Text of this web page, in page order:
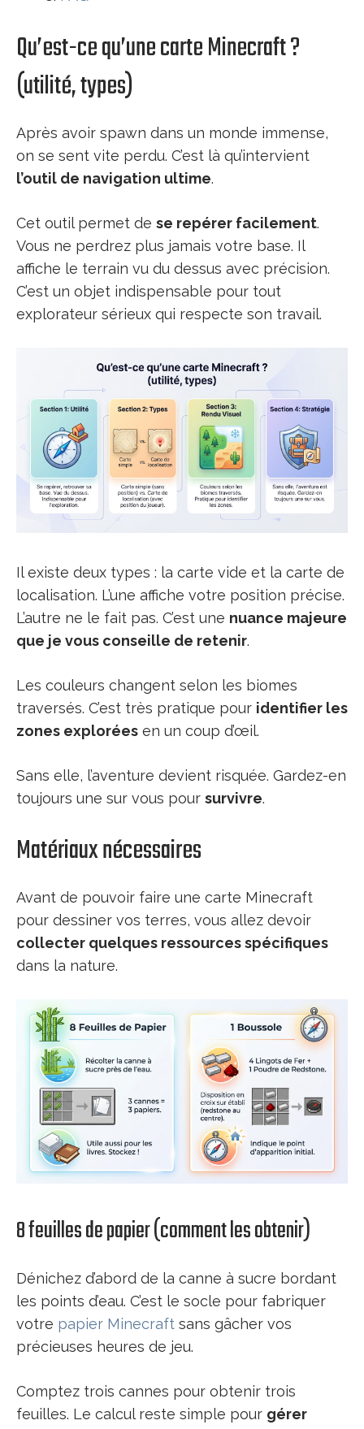
Qu’est-ce qu’une carte Minecraft ?
(utilité, types)
Après avoir spawn dans un monde immense,
on se sent vite perdu. C’est là qu’intervient
l’outil de navigation ultime.
Cet outil permet de se repérer facilement.
Vous ne perdrez plus jamais votre base. Il
affiche le terrain vu du dessus avec précision.
C’est un objet indispensable pour tout
explorateur sérieux qui respecte son travail.
Il existe deux types : la carte vide et la carte de
localisation. L’une affiche votre position précise.
L’autre ne le fait pas. C’est une nuance majeure
que je vous conseille de retenir.
Les couleurs changent selon les biomes
traversés. C’est très pratique pour identifier les
zones explorées en un coup d’œil.
Sans elle, l’aventure devient risquée. Gardez-en
toujours une sur vous pour survivre.
Matériaux nécessaires
Avant de pouvoir faire une carte Minecraft
pour dessiner vos terres, vous allez devoir
collecter quelques ressources spécifiques
dans la nature.
8 feuilles de papier (comment les obtenir)
Dénichez d’abord de la canne à sucre bordant
les points d’eau. C’est le socle pour fabriquer
votre papier Minecraft sans gâcher vos
précieuses heures de jeu.
Comptez trois cannes pour obtenir trois
feuilles. Le calcul reste simple pour gérer